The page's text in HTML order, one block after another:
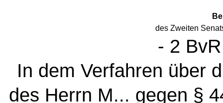
des Zweiten
- 2
In dem Verfahren über
des Herrn M... gegen §